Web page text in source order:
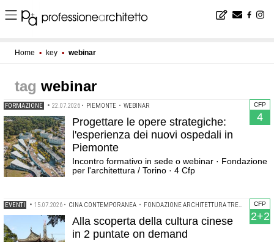
Home ▪ key ▪ webinar
webinar
CFP
4
FORMAZIONE • 22.07.2026 • PIEMONTE • WEBINAR
Progettare le opere strategiche:
l'esperienza dei nuovi ospedali in
Piemonte
Incontro formativo in sede o webinar · Fondazione
per l'architettura / Torino · 4 Cfp
CFP
2+2
EVENTI • 15.07.2026 • CINA CONTEMPORANEA • FONDAZIONE ARCHITETTURA TREVISO •
Alla scoperta della cultura cinese
in 2 puntate on demand